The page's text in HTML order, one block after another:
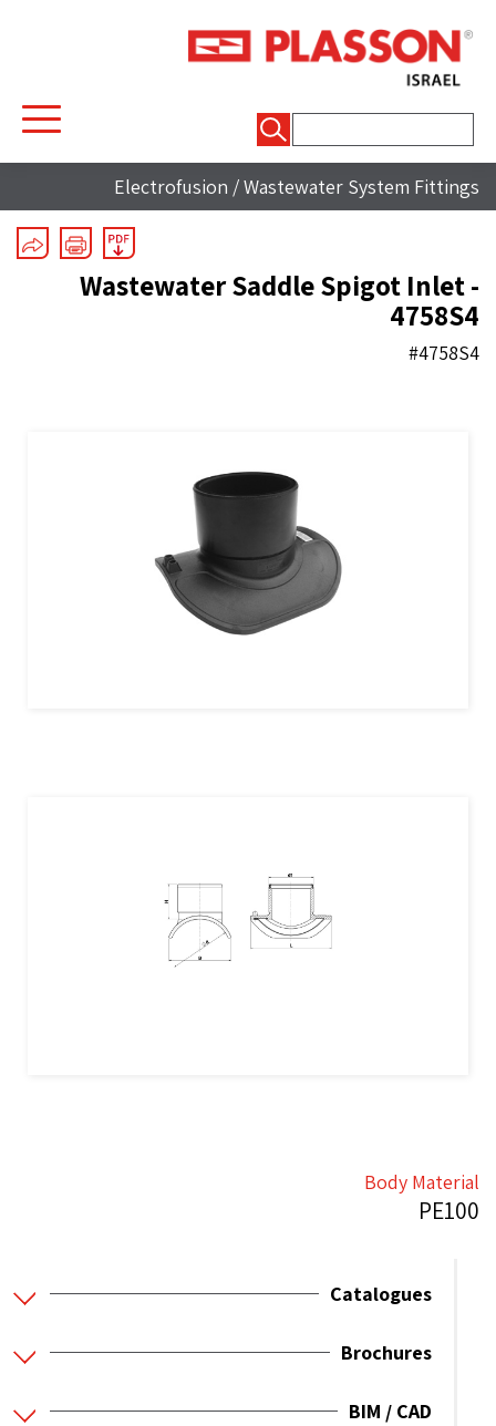
Electrofusion /Wastewater System Fittings
Wastewater Saddle Spigot Inlet -
4758S4
#4758S4
Body Material
PE100
Catalogues
Brochures
BIM / CAD